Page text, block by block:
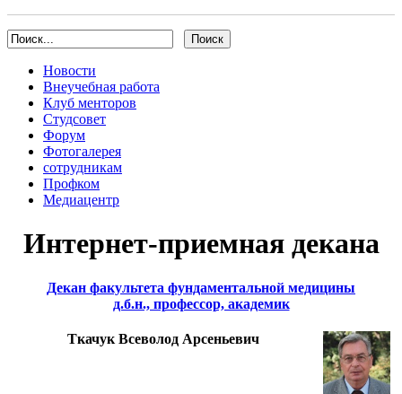
Новости
Внеучебная работа
Клуб менторов
Студсовет
Форум
Фотогалерея
сотрудникам
Профком
Медиацентр
Интернет-приемная декана
Декан факультета фундаментальной медицины
д.б.н., профессор, академик
Ткачук Всеволод Арсеньевич